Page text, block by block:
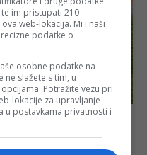
im pristupati 210
web-lokacija. Mi i naši
podatke o
osobne podatke na
ne slažete s tim, u
Potražite vezu pri
lokacije za upravljanje
u postavkama privatnosti i